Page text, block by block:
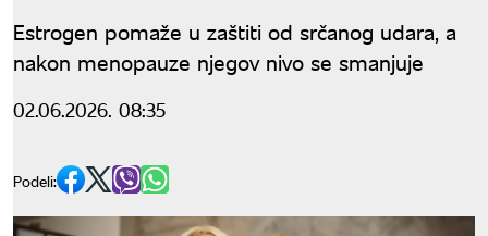
Estrogen pomaže u zaštiti od srčanog udara, a
nakon menopauze njegov nivo se smanjuje
02.06.2026. 08:35
Podeli: